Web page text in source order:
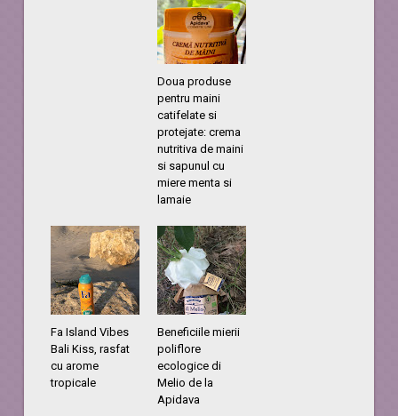
Doua produse
pentru maini
catifelate si
protejate: crema
nutritiva de maini
si sapunul cu
miere menta si
lamaie
Fa Island Vibes
Bali Kiss, rasfat
cu arome
tropicale
Beneficiile mierii
poliflore
ecologice di
Melio de la
Apidava